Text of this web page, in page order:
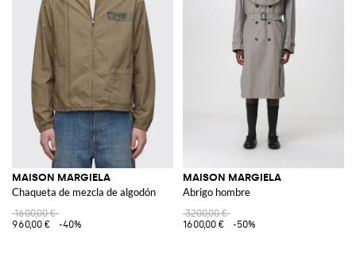
MAISON MARGIELA
Chaqueta de mezcla de algodón
1600,00 €
960,00 €
-40%
MAISON MARGIELA
Abrigo hombre
3200,00 €
1600,00 €
-50%